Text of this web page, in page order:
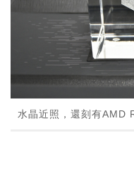
水晶近照，還刻有AMD